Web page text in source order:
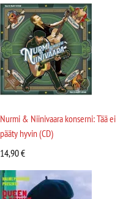
Nurmi & Niinivaara konserni: Tää ei
pääty hyvin (CD)
14,90€